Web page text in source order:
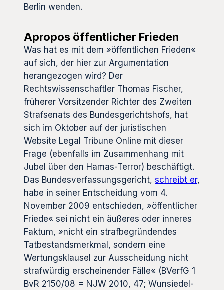
Berlin wenden.
Apropos öffentlicher Frieden
Was hat es mit dem »öffentlichen Frieden«
auf sich, der hier zur Argumentation
herangezogen wird? Der
Rechtswissenschaftler Thomas Fischer,
früherer Vorsitzender Richter des Zweiten
Strafsenats des Bundesgerichtshofs, hat
sich im Oktober auf der juristischen
Website Legal Tribune Online mit dieser
Frage (ebenfalls im Zusammenhang mit
Jubel über den Hamas-Terror) beschäftigt.
Das Bundesverfassungsgericht, schreibt er,
habe in seiner Entscheidung vom 4.
November 2009 entschieden, »öffentlicher
Friede« sei nicht ein äußeres oder inneres
Faktum, »nicht ein strafbegründendes
Tatbestandsmerkmal, sondern eine
Wertungsklausel zur Ausscheidung nicht
strafwürdig erscheinender Fälle« (BVerfG 1
BvR 2150/08 = NJW 2010, 47; Wunsiedel-